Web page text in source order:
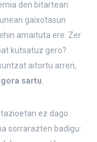
den bitartean
gaixotasun
amaituta ere. Zer
kutsatuz gero?
aitortu arren,
sartu
ez dago
sorrarazten badigu: